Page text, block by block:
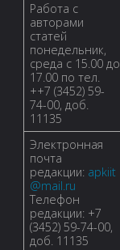
Работа с
авторами
статей
понедельник,
среда с 15.00 до
17.00 по тел.
++7 (3452) 59-
74-00, доб.
11135
Электронная
почта
редакции: apkiit
@mail.ru
Телефон
редакции: +7
(3452) 59-74-00,
доб. 11135